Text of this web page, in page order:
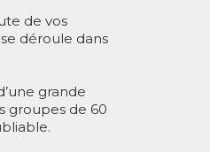
de vos
déroule dans
grande
groupes de 60